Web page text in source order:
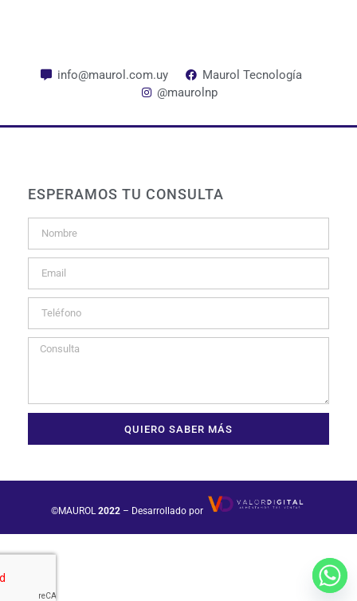
info@maurol.com.uy
Maurol Tecnología
@maurolnp
ESPERAMOS TU CONSULTA
QUIERO SABER MÁS
©MAUROL2022 – Desarrollado por